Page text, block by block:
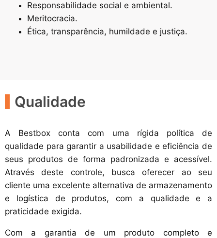
Responsabilidade social e ambiental.
Meritocracia.
Ética, transparência, humildade e justiça.
Qualidade
A Bestbox conta com uma rígida política de
qualidade para garantir a usabilidade e eficiência de
seus produtos de forma padronizada e acessível.
Através deste controle, busca oferecer ao seu
cliente uma excelente alternativa de armazenamento
e logística de produtos, com a qualidade e a
praticidade exigida.
Com a garantia de um produto completo e